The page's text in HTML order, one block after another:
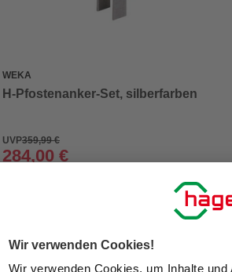
WEKA
H-Pfostenanker-Set, silberfarben
UVP359,99 €
284,00 €